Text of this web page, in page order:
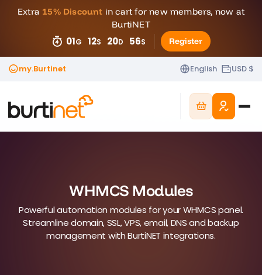
Extra 15% Discount in cart for new members, now at
BurtiNET
01G 12S 20D 55S Register
my.Burtinet English USD $
WHMCS Modules
Powerful automation modules for your WHMCS panel.
Streamline domain, SSL, VPS, email, DNS and backup
management with BurtiNET integrations.